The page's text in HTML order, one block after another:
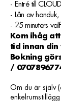
- Entré till
- Lån av
- 25 minuters
Kom ihåg
tid innan din
Bokning
/
Om du är själv